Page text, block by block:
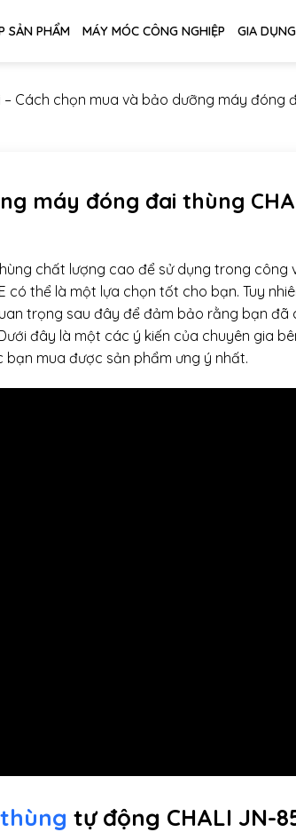
SẢN PHẨM MÁY MÓC CÔNG NGHIỆP GIA DỤNG
– Cách chọn mua và bảo dưỡng máy đóng
máy đóng đai thùng
chất lượng cao để sử dụng trong công
có thể là một lựa chọn tốt cho bạn. Tuy
trọng sau đây để đảm bảo rằng bạn đã
đây là một các ý kiến của chuyên gia
mua được sản phẩm ưng ý nhất.
tự động CHALI JN-